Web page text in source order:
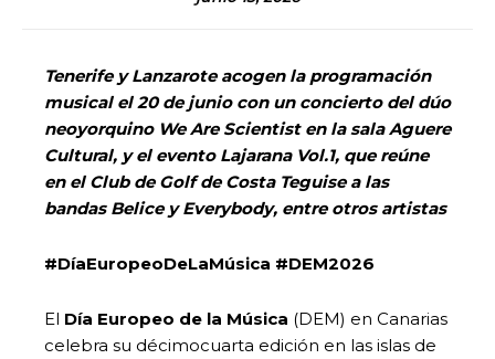
Tenerife y Lanzarote acogen la programación
musical el 20 de junio con un concierto del dúo
neoyorquino We Are Scientist en la sala Aguere
Cultural, y el evento Lajarana Vol.1, que reúne
en el Club de Golf de Costa Teguise a las
bandas Belice y Everybody, entre otros artistas
#DíaEuropeoDeLaMúsica #DEM2026
El Día Europeo de la Música (DEM) en Canarias
celebra su décimocuarta edición en las islas de